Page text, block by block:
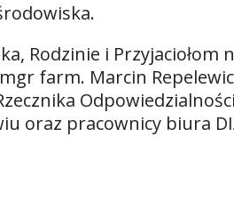
Rodzinie i Przyjaciołom
mgr farm. Marcin
oraz pracownicy biura